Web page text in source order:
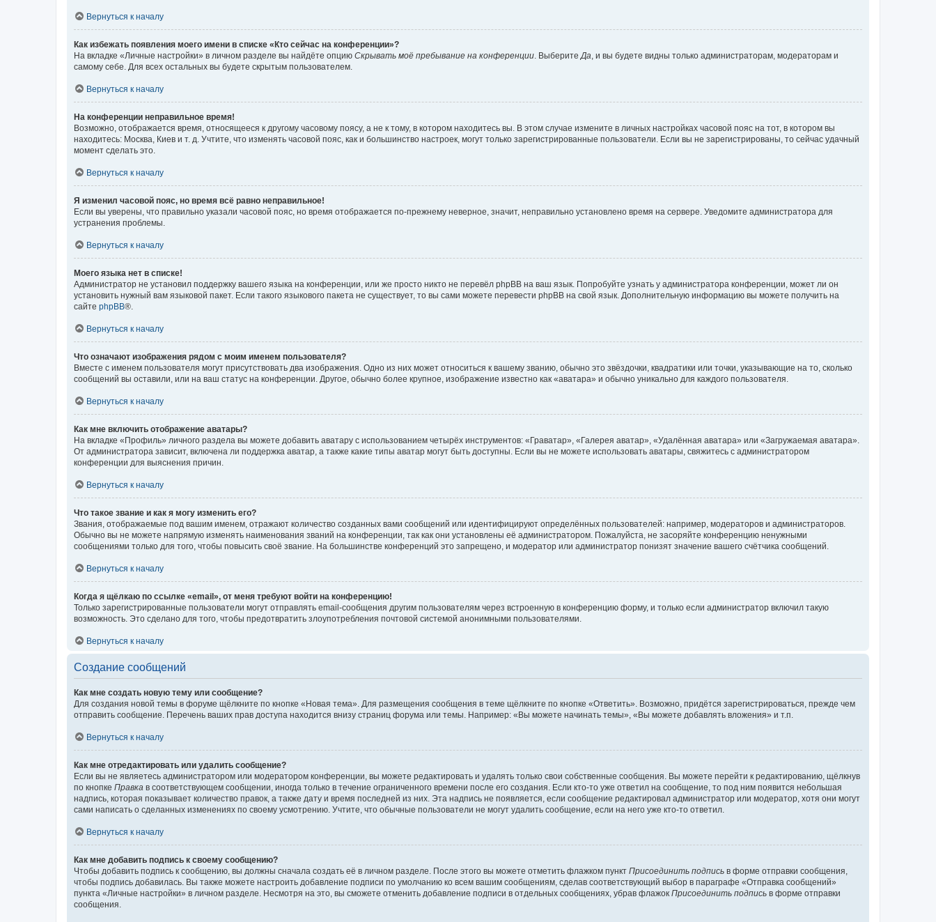
Вернуться к началу
Как избежать появления моего имени в списке «Кто сейчас на конференции»?
На вкладке «Личные настройки» в личном разделе вы найдёте опцию Скрывать моё пребывание на конференции. ВыберитеДа, и вы будете видны только администраторам, модераторам и
самому себе. Для всех остальных вы будете скрытым пользователем.
Вернуться к началу
На конференции неправильное время!
Возможно, отображается время, относящееся к другому часовому поясу, а не к тому, в котором находитесь вы. В этом случае измените в личных настройках часовой пояс на тот, в котором вы
находитесь: Москва, Киев и т. д. Учтите, что изменять часовой пояс, как и большинство настроек, могут только зарегистрированные пользователи. Если вы не зарегистрированы, то сейчас удачный
момент сделать это.
Вернуться к началу
Я изменил часовой пояс, но время всё равно неправильное!
Если вы уверены, что правильно указали часовой пояс, но время отображается по-прежнему неверное, значит, неправильно установлено время на сервере. Уведомите администратора для
устранения проблемы.
Вернуться к началу
Моего языка нет в списке!
Администратор не установил поддержку вашего языка на конференции, или же просто никто не перевёл phpBB на ваш язык. Попробуйте узнать у администратора конференции, может ли он
установить нужный вам языковой пакет. Если такого языкового пакета не существует, то вы сами можете перевести phpBB на свой язык. Дополнительную информацию вы можете получить на
сайте phpBB®.
Вернуться к началу
Что означают изображения рядом с моим именем пользователя?
Вместе с именем пользователя могут присутствовать два изображения. Одно из них может относиться к вашему званию, обычно это звёздочки, квадратики или точки, указывающие на то, сколько
сообщений вы оставили, или на ваш статус на конференции. Другое, обычно более крупное, изображение известно как «аватара» и обычно уникально для каждого пользователя.
Вернуться к началу
Как мне включить отображение аватары?
На вкладке «Профиль» личного раздела вы можете добавить аватару с использованием четырёх инструментов: «Граватар», «Галерея аватар», «Удалённая аватара» или «Загружаемая аватара».
От администратора зависит, включена ли поддержка аватар, а также какие типы аватар могут быть доступны. Если вы не можете использовать аватары, свяжитесь с администратором
конференции для выяснения причин.
Вернуться к началу
Что такое звание и как я могу изменить его?
Звания, отображаемые под вашим именем, отражают количество созданных вами сообщений или идентифицируют определённых пользователей: например, модераторов и администраторов.
Обычно вы не можете напрямую изменять наименования званий на конференции, так как они установлены её администратором. Пожалуйста, не засоряйте конференцию ненужными
сообщениями только для того, чтобы повысить своё звание. На большинстве конференций это запрещено, и модератор или администратор понизят значение вашего счётчика сообщений.
Вернуться к началу
Когда я щёлкаю по ссылке «email», от меня требуют войти на конференцию!
Только зарегистрированные пользователи могут отправлять email-сообщения другим пользователям через встроенную в конференцию форму, и только если администратор включил такую
возможность. Это сделано для того, чтобы предотвратить злоупотребления почтовой системой анонимными пользователями.
Вернуться к началу
Создание сообщений
Как мне создать новую тему или сообщение?
Для создания новой темы в форуме щёлкните по кнопке «Новая тема». Для размещения сообщения в теме щёлкните по кнопке «Ответить». Возможно, придётся зарегистрироваться, прежде чем
отправить сообщение. Перечень ваших прав доступа находится внизу страниц форума или темы. Например: «Вы можете начинать темы», «Вы можете добавлять вложения» и т.п.
Вернуться к началу
Как мне отредактировать или удалить сообщение?
Если вы не являетесь администратором или модератором конференции, вы можете редактировать и удалять только свои собственные сообщения. Вы можете перейти к редактированию, щёлкнув
по кнопке Правка в соответствующем сообщении, иногда только в течение ограниченного времени после его создания. Если кто-то уже ответил на сообщение, то под ним появится небольшая
надпись, которая показывает количество правок, а также дату и время последней из них. Эта надпись не появляется, если сообщение редактировал администратор или модератор, хотя они могут
сами написать о сделанных изменениях по своему усмотрению. Учтите, что обычные пользователи не могут удалить сообщение, если на него уже кто-то ответил.
Вернуться к началу
Как мне добавить подпись к своему сообщению?
Чтобы добавить подпись к сообщению, вы должны сначала создать её в личном разделе. После этого вы можете отметить флажком пункт Присоединить подпись в форме отправки сообщения,
чтобы подпись добавилась. Вы также можете настроить добавление подписи по умолчанию ко всем вашим сообщениям, сделав соответствующий выбор в параграфе «Отправка сообщений»
пункта «Личные настройки» в личном разделе. Несмотря на это, вы сможете отменить добавление подписи в отдельных сообщениях, убрав флажок Присоединить подпись в форме отправки
сообщения.